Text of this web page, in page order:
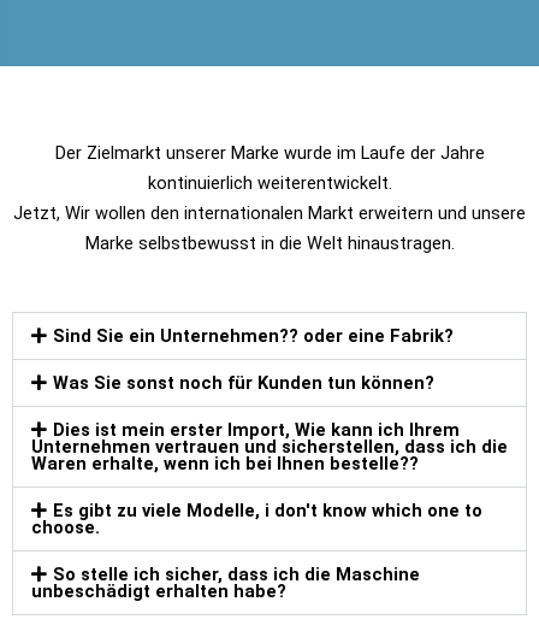
Der Zielmarkt unserer Marke wurde im Laufe der Jahre
kontinuierlich weiterentwickelt.
Jetzt, Wir wollen den internationalen Markt erweitern und unsere
Marke selbstbewusst in die Welt hinaustragen.
Sind Sie ein Unternehmen?? oder eine Fabrik?
Was Sie sonst noch für Kunden tun können?
Dies ist mein erster Import, Wie kann ich Ihrem
Unternehmen vertrauen und sicherstellen, dass ich die
Waren erhalte, wenn ich bei Ihnen bestelle??
Es gibt zu viele Modelle, i don't know which one to
choose.
So stelle ich sicher, dass ich die Maschine
unbeschädigt erhalten habe?